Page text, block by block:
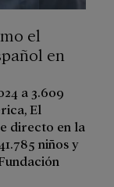
el
en
a 3.609
El
directo en la
niños y